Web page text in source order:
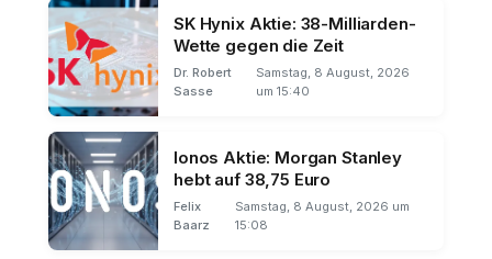
SK Hynix Aktie: 38-Milliarden-
Wette gegen die Zeit
Dr. Robert
Sasse
Samstag, 8 August, 2026
um 15:40
Ionos Aktie: Morgan Stanley
hebt auf 38,75 Euro
Felix
Baarz
Samstag, 8 August, 2026 um
15:08